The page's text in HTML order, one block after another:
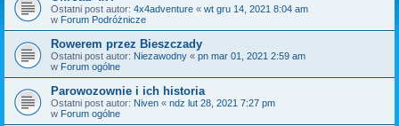
Ostatni post autor: 4x4adventure « wt gru 14, 2021 8:04 am
w Forum Podróżnicze
Rowerem przez Bieszczady
Ostatni post autor: Niezawodny « pn mar 01, 2021 2:59 am
w Forum ogólne
Parowozownie i ich historia
Ostatni post autor: Niven « ndz lut 28, 2021 7:27 pm
w Forum ogólne